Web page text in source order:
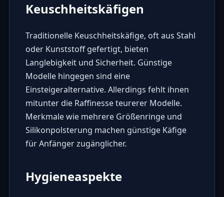
Keuschheitskäfigen
Traditionelle Keuschheitskäfige, oft aus Stahl
oder Kunststoff gefertigt, bieten
Langlebigkeit und Sicherheit. Günstige
Modelle hingegen sind eine
Einsteigeralternative. Allerdings fehlt ihnen
mitunter die Raffinesse teurerer Modelle.
Merkmale wie mehrere Größenringe und
Silikonpolsterung machen günstige Käfige
für Anfänger zugänglicher.
Hygieneaspekte